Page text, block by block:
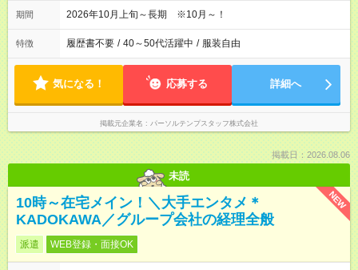
期間 2026年10月上旬～長期 ※10月～！
特徴 履歴書不要 / 40～50代活躍中 / 服装自由
気になる！ 応募する 詳細へ
掲載元企業名 パーソルテンプスタッフ株式会社
掲載日：2026.08.06
未読
NEW
10時～在宅メイン！＼大手エンタメ＊
KADOKAWA／グループ会社の経理全般
派遣 WEB登録・面接OK